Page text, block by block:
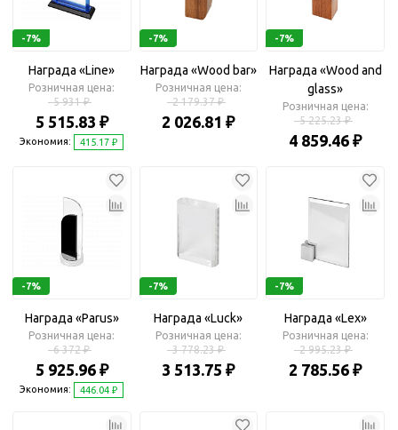
-7%
Награда «Line»
Розничная цена:
5 931 ₽
5 515.83 ₽
Экономия: 415.17 ₽
-7%
Награда «Wood bar»
Розничная цена:
2 179.37 ₽
2 026.81 ₽
-7%
Награда «Wood and
glass»
Розничная цена:
5 225.23 ₽
4 859.46 ₽
-7%
Награда «Parus»
Розничная цена:
6 372 ₽
5 925.96 ₽
Экономия: 446.04 ₽
-7%
Награда «Luck»
Розничная цена:
3 778.23 ₽
3 513.75 ₽
-7%
Награда «Lex»
Розничная цена:
2 995.23 ₽
2 785.56 ₽